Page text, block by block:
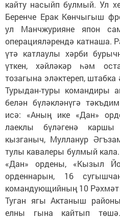
кайту насыйп булмый. Ул
Беренче Ерак Көнчыгыш
ул Манчжурияне япон
операцияләрендә катнаша.
үтә катлаулы хәрби
үткен, хәйләкәр һәм
тозагына эләктереп,
Турыдан-туры командиры
белән бүләкләнүгә
исә: «Аның ике «Дан»
лаеклы бүләгенә
кызганыч, Мулланур
тулы кавалеры булмый
«Дан» ордены, «Кызыл
орденнарын, 16
командующийның 10 Рәхмәт
Туган ягы Актаныш
елны гына кайтып